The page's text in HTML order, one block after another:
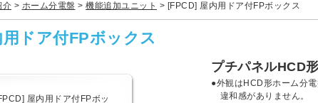
介 > ホーム分電盤 > 機能追加ユニット > [FPCD] 屋内用ドア付FPボックス
ドア付FPボックス
プチパネルHCD
●外観はHCD形ホーム分
違和感がありません。